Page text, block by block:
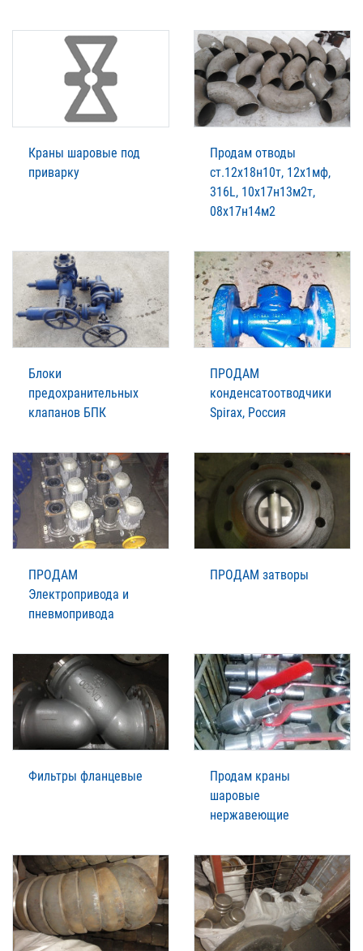
Краны шаровые под
приварку
Продам отводы
ст.12х18н10т, 12х1мф,
316L, 10х17н13м2т,
08х17н14м2
Блоки
предохранительных
клапанов БПК
ПРОДАМ
конденсатоотводчики
Spirax, Россия
ПРОДАМ
Электропривода и
пневмопривода
ПРОДАМ затворы
Фильтры фланцевые
Продам краны
шаровые
нержавеющие